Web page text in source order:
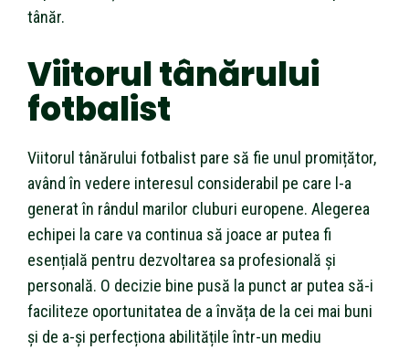
tânăr.
Viitorul tânărului
fotbalist
Viitorul tânărului fotbalist pare să fie unul promițător,
având în vedere interesul considerabil pe care l-a
generat în rândul marilor cluburi europene. Alegerea
echipei la care va continua să joace ar putea fi
esențială pentru dezvoltarea sa profesională și
personală. O decizie bine pusă la punct ar putea să-i
faciliteze oportunitatea de a învăța de la cei mai buni
și de a-și perfecționa abilitățile într-un mediu